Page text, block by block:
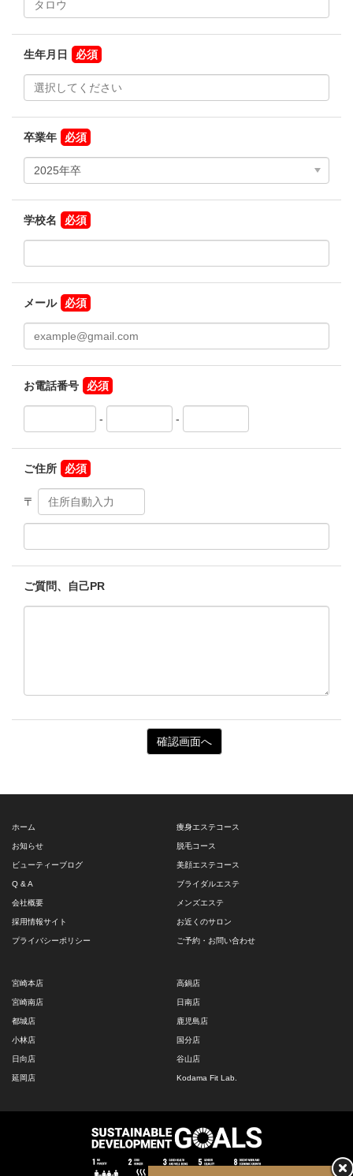
生年月日
卒業年
学校名
メール
お電話番号
- -
ご住所
〒
ご質問、自己PR
ホーム
お知らせ
ビューティーブログ
Q & A
会社概要
採用情報サイト
プライバシーポリシー
痩身エステコース
脱毛コース
美顔エステコース
ブライダルエステ
メンズエステ
お近くのサロン
ご予約・お問い合わせ
宮崎本店
宮崎南店
都城店
小林店
日向店
延岡店
高鍋店
日南店
鹿児島店
国分店
谷山店
Kodama Fit Lab.